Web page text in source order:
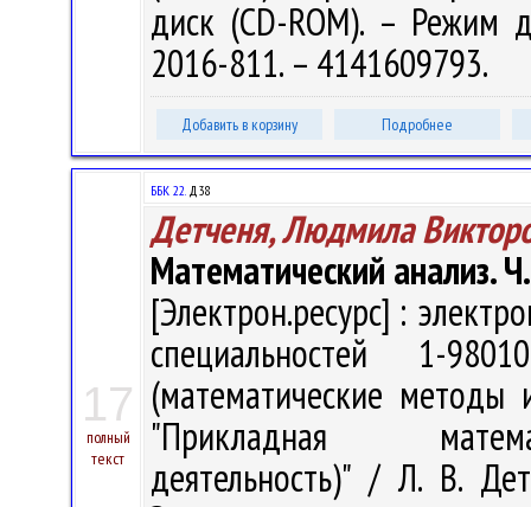
диск (CD-ROM). – Режим
2016-811. – 4141609793.
Добавить в корзину Подробнее
17
полный
текст
ББК 22.Д38
Детченя, Людмила
Математический анализ.
[Электрон.ресурс] :
специальностей 1-
(математические
"Прикладная
деятельность)" / Л. В.